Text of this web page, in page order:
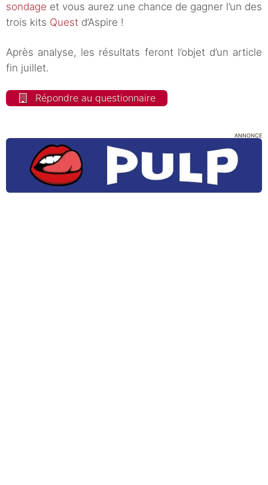
sondage et vous aurez une chance de gagner l’un des
trois kits Quest d’Aspire !
Après analyse, les résultats feront l’objet d’un article
fin juillet.
Répondre au questionnaire
ANNONCE